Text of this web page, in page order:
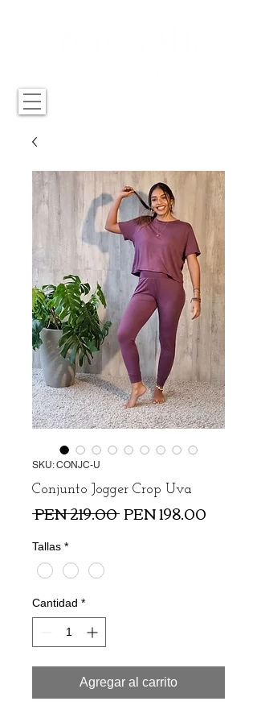
SKU: CONJC-U
Conjunto Jogger Crop Uva
PEN 219.00 Precio
PEN 198.00
Tallas *
Cantidad *
Agregar al carrito